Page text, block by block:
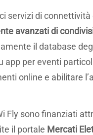
servizi di connettività
avanzati di
il database
app per eventi
online e abilitare
Fly sono finanziati
il portale Mercati